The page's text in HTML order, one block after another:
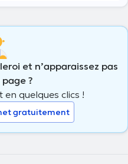
et n’apparaissez pas
?
quelques clics !
gratuitement